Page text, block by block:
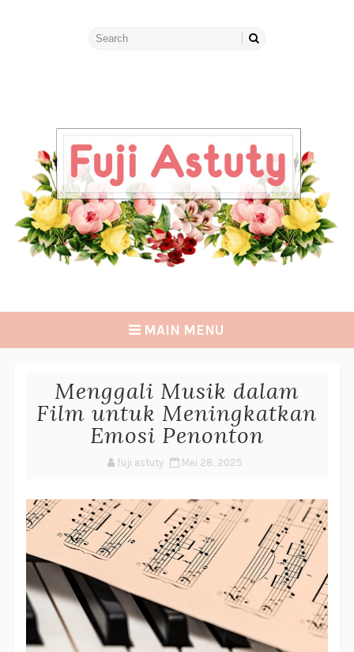
MAIN MENU
Menggali Musik dalam
Film untuk Meningkatkan
Emosi Penonton
fuji astuty Mei 28, 2025